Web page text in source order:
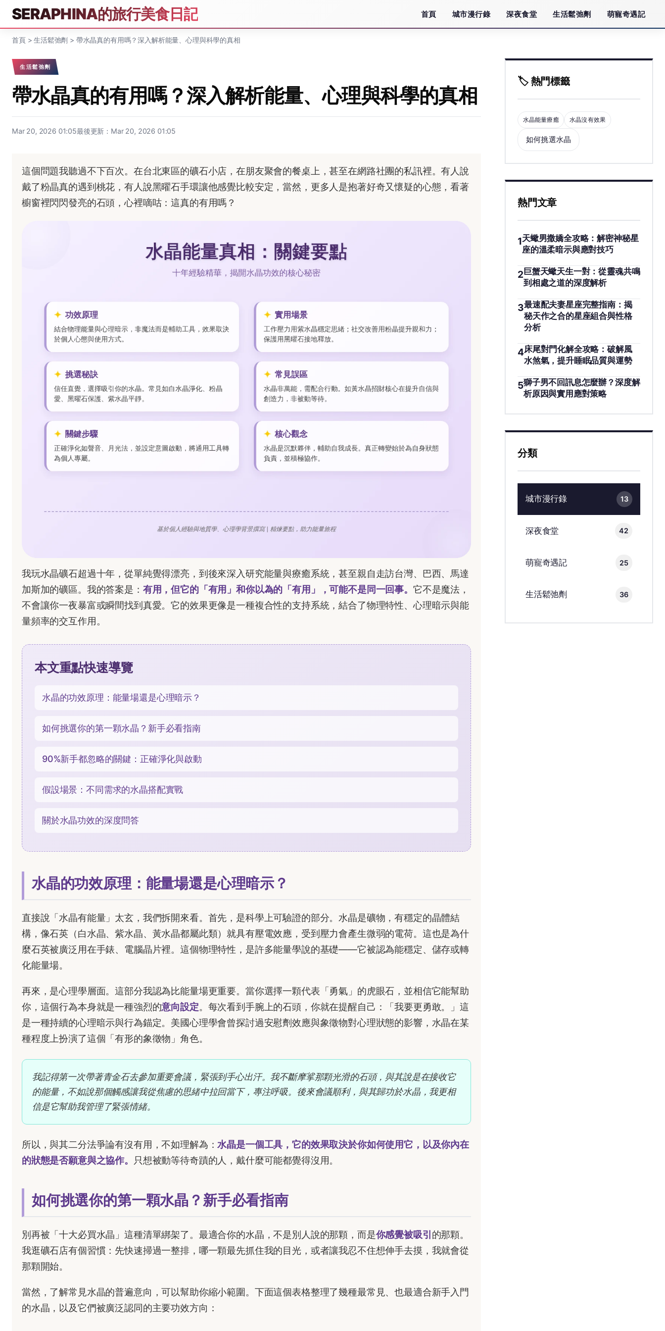
SERAPHINA的旅行美食日記 首頁 城市漫行錄 深夜食堂 生活鬆弛劑 萌寵奇遇記
首頁>生活鬆弛劑 > 帶水晶真的有用嗎？深入解析能量、心理與科學的真相
生活鬆弛劑
帶水晶真的有用嗎？深入解析能量、心理與科學的真相
Mar 20, 2026 01:05最後更新：Mar 20, 2026 01:05
這個問題我聽過不下百次。在台北東區的礦石小店，在朋友聚會的餐桌上，甚至在網路社團的私訊裡。有人說
戴了粉晶真的遇到桃花，有人說黑曜石手環讓他感覺比較安定，當然，更多人是抱著好奇又懷疑的心態，看著
櫥窗裡閃閃發亮的石頭，心裡嘀咕：這真的有用嗎？
我玩水晶礦石超過十年，從單純覺得漂亮，到後來深入研究能量與療癒系統，甚至親自走訪台灣、巴西、馬達
加斯加的礦區。我的答案是： 有用，但它的「有用」和你以為的「有用」，可能不是同一回事。 它不是魔法，
不會讓你一夜暴富或瞬間找到真愛。它的效果更像是一種複合性的支持系統，結合了物理特性、心理暗示與能
量頻率的交互作用。
本文重點快速導覽
水晶的功效原理：能量場還是心理暗示？
如何挑選你的第一顆水晶？新手必看指南
90%新手都忽略的關鍵：正確淨化與啟動
假設場景：不同需求的水晶搭配實戰
關於水晶功效的深度問答
水晶的功效原理：能量場還是心理暗示？
直接說「水晶有能量」太玄，我們拆開來看。首先，是科學上可驗證的部分。水晶是礦物，有穩定的晶體結
構，像石英（白水晶、紫水晶、黃水晶都屬此類）就具有壓電效應，受到壓力會產生微弱的電荷。這也是為什
麼石英被廣泛用在手錶、電腦晶片裡。這個物理特性，是許多能量學說的基礎——它被認為能穩定、儲存或轉
化能量場。
再來，是心理學層面。這部分我認為比能量場更重要。當你選擇一顆代表「勇氣」的虎眼石，並相信它能幫助
你，這個行為本身就是一種強烈的意向設定。每次看到手腕上的石頭，你就在提醒自己：「我要更勇敢。」這
是一種持續的心理暗示與行為錨定。美國心理學會曾探討過安慰劑效應與象徵物對心理狀態的影響，水晶在某
種程度上扮演了這個「有形的象徵物」角色。
我記得第一次帶著青金石去參加重要會議，緊張到手心出汗。我不斷摩挲那顆光滑的石頭，與其說是在接收它
的能量，不如說那個觸感讓我從焦慮的思緒中拉回當下，專注呼吸。後來會議順利，與其歸功於水晶，我更相
信是它幫助我管理了緊張情緒。
所以，與其二分法爭論有沒有用，不如理解為：水晶是一個工具，它的效果取決於你如何使用它，以及你內在
的狀態是否願意與之協作。 只想被動等待奇蹟的人，戴什麼可能都覺得沒用。
如何挑選你的第一顆水晶？新手必看指南
別再被「十大必買水晶」這種清單綁架了。最適合你的水晶，不是別人說的那顆，而是你感覺被吸引 的那顆。
我逛礦石店有個習慣：先快速掃過一整排，哪一顆最先抓住我的目光，或者讓我忍不住想伸手去摸，我就會從
那顆開始。
當然，了解常見水晶的普遍意向，可以幫助你縮小範圍。下面這個表格整理了幾種最常見、也最適合新手入門
的水晶，以及它們被廣泛認同的主要功效方向：
🏷️ 熱門標籤
水晶能量療癒 水晶沒有效果
如何挑選水晶
熱門文章
1天蠍男撒嬌全攻略：解密神秘星
座的溫柔暗示與應對技巧
2巨蟹天蠍天生一對：從靈魂共鳴
到相處之道的深度解析
3最速配夫妻星座完整指南：揭
秘天作之合的星座組合與性格
分析
4床尾對門化解全攻略：破解風
水煞氣，提升睡眠品質與運勢
5獅子男不回訊息怎麼辦？深度解
析原因與實用應對策略
分類
城市漫行錄 13
深夜食堂 42
萌寵奇遇記 25
生活鬆弛劑 36